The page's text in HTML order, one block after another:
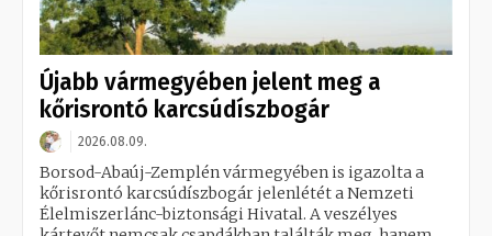
Újabb vármegyében jelent meg a
kőrisrontó karcsúdíszbogár
2026.08.09.
Borsod-Abaúj-Zemplén vármegyében is igazolta a
kőrisrontó karcsúdíszbogár jelenlétét a Nemzeti
Élelmiszerlánc-biztonsági Hivatal. A veszélyes